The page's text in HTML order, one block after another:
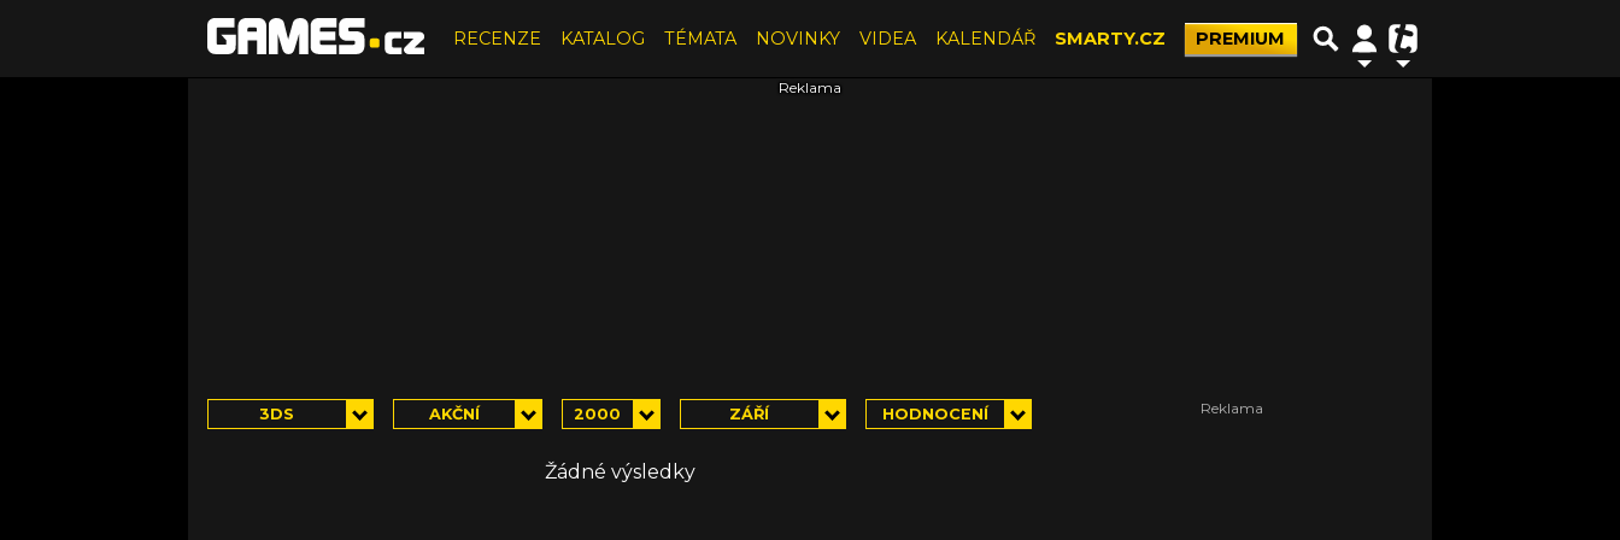
RECENZE KATALOG TÉMATA NOVINKY VIDEA KALENDÁŘ SMARTY.CZ PREMIUM
3DS AKČNÍ 2000 ZÁŘÍ HODNOCENÍ
Žádné výsledky